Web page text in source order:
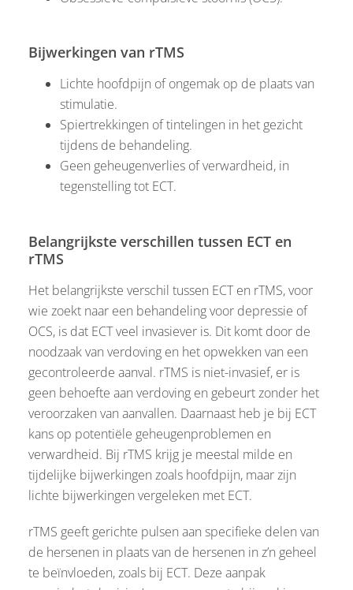
Bijwerkingen van rTMS
Lichte hoofdpijn of ongemak op de plaats van
stimulatie.
Spiertrekkingen of tintelingen in het gezicht
tijdens de behandeling.
Geen geheugenverlies of verwardheid, in
tegenstelling tot ECT.
Belangrijkste verschillen tussen ECT en
rTMS
Het belangrijkste verschil tussen ECT en rTMS, voor
wie zoekt naar een behandeling voor depressie of
OCS, is dat ECT veel invasiever is. Dit komt door de
noodzaak van verdoving en het opwekken van een
gecontroleerde aanval. rTMS is niet-invasief, er is
geen behoefte aan verdoving en gebeurt zonder het
veroorzaken van aanvallen. Daarnaast heb je bij ECT
kans op potentiële geheugenproblemen en
verwardheid. Bij rTMS krijg je meestal milde en
tijdelijke bijwerkingen zoals hoofdpijn, maar zijn
lichte bijwerkingen vergeleken met ECT.
rTMS geeft gerichte pulsen aan specifieke delen van
de hersenen in plaats van de hersenen in z’n geheel
te beïnvloeden, zoals bij ECT. Deze aanpak